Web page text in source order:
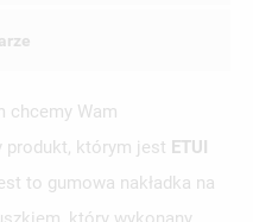
chcemy Wam
produkt, którym jest ETUI
to gumowa nakładka na